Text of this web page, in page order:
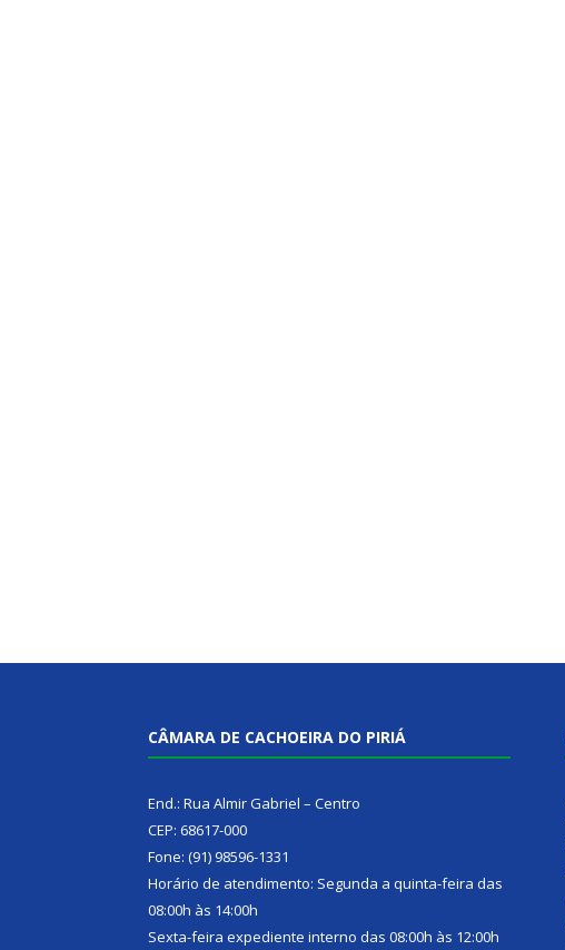
CÂMARA DE CACHOEIRA DO PIRIÁ
End.: Rua Almir Gabriel – Centro
CEP: 68617-000
Fone: (91) 98596-1331
Horário de atendimento: Segunda a quinta-feira das
08:00h às 14:00h
Sexta-feira expediente interno das 08:00h às 12:00h